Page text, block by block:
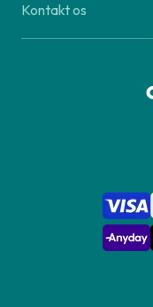
Kontakt os